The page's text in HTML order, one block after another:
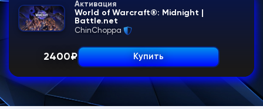
Активация
World of Warcraft®: Midnight |
Battle.net
ChinChoppa
2400₽ Купить